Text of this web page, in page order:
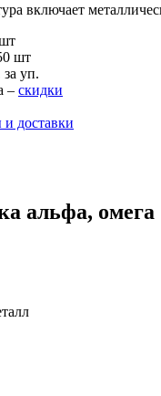
включает
шт
уп.
– скидки
и доставки
альфа, омега